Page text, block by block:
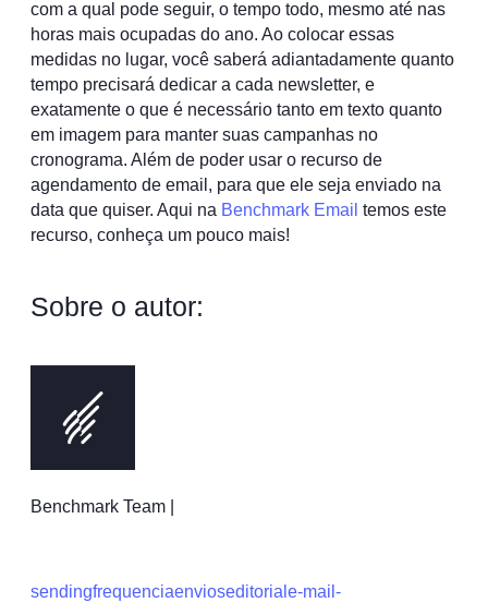
com a qual pode seguir, o tempo todo, mesmo até nas
horas mais ocupadas do ano. Ao colocar essas
medidas no lugar, você saberá adiantadamente quanto
tempo precisará dedicar a cada newsletter, e
exatamente o que é necessário tanto em texto quanto
em imagem para manter suas campanhas no
cronograma. Além de poder usar o recurso de
agendamento de email, para que ele seja enviado na
data que quiser. Aqui na Benchmark Email temos este
recurso, conheça um pouco mais!
Sobre o autor:
Benchmark Team |
sendingfrequenciaenvioseditorial e-mail-